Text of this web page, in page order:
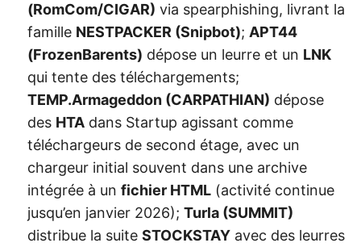
(RomCom/CIGAR) via spearphishing, livrant la
famille NESTPACKER (Snipbot); APT44
(FrozenBarents) dépose un leurre et un LNK
qui tente des téléchargements;
TEMP.Armageddon (CARPATHIAN) dépose
des HTA dans Startup agissant comme
téléchargeurs de second étage, avec un
chargeur initial souvent dans une archive
intégrée à un fichier HTML (activité continue
jusqu’en janvier 2026); Turla (SUMMIT)
distribue la suite STOCKSTAY avec des leurres